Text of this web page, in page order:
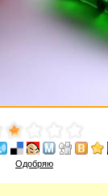
Одобряю